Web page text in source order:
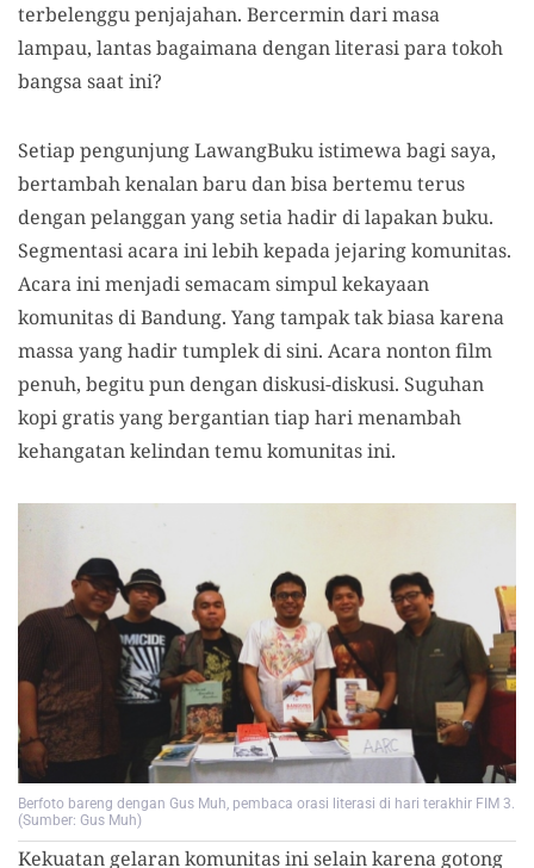
terbelenggu penjajahan. Bercermin dari masa
lampau, lantas bagaimana dengan literasi para tokoh
bangsa saat ini?
Setiap pengunjung LawangBuku istimewa bagi saya,
bertambah kenalan baru dan bisa bertemu terus
dengan pelanggan yang setia hadir di lapakan buku.
Segmentasi acara ini lebih kepada jejaring komunitas.
Acara ini menjadi semacam simpul kekayaan
komunitas di Bandung. Yang tampak tak biasa karena
massa yang hadir tumplek di sini. Acara nonton film
penuh, begitu pun dengan diskusi-diskusi. Suguhan
kopi gratis yang bergantian tiap hari menambah
kehangatan kelindan temu komunitas ini.
Berfoto bareng dengan Gus Muh, pembaca orasi literasi di hari terakhir FIM 3.
(Sumber: Gus Muh)
Kekuatan gelaran komunitas ini selain karena gotong